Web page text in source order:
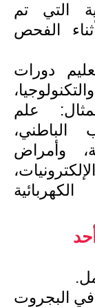
التي تم
الفحص
دورات
علم
الباطني،
وأمراض
في البجروت